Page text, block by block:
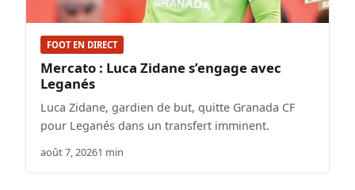
FOOT EN DIRECT
Mercato : Luca Zidane s’engage avec
Leganés
Luca Zidane, gardien de but, quitte Granada CF
pour Leganés dans un transfert imminent.
août 7, 20261 min